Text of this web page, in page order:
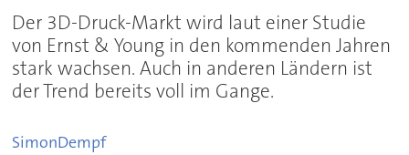
Der 3D-Druck-Markt wird laut einer Studie
von Ernst & Young in den kommenden Jahren
stark wachsen. Auch in anderen Ländern ist
der Trend bereits voll im Gange.
SimonDempf